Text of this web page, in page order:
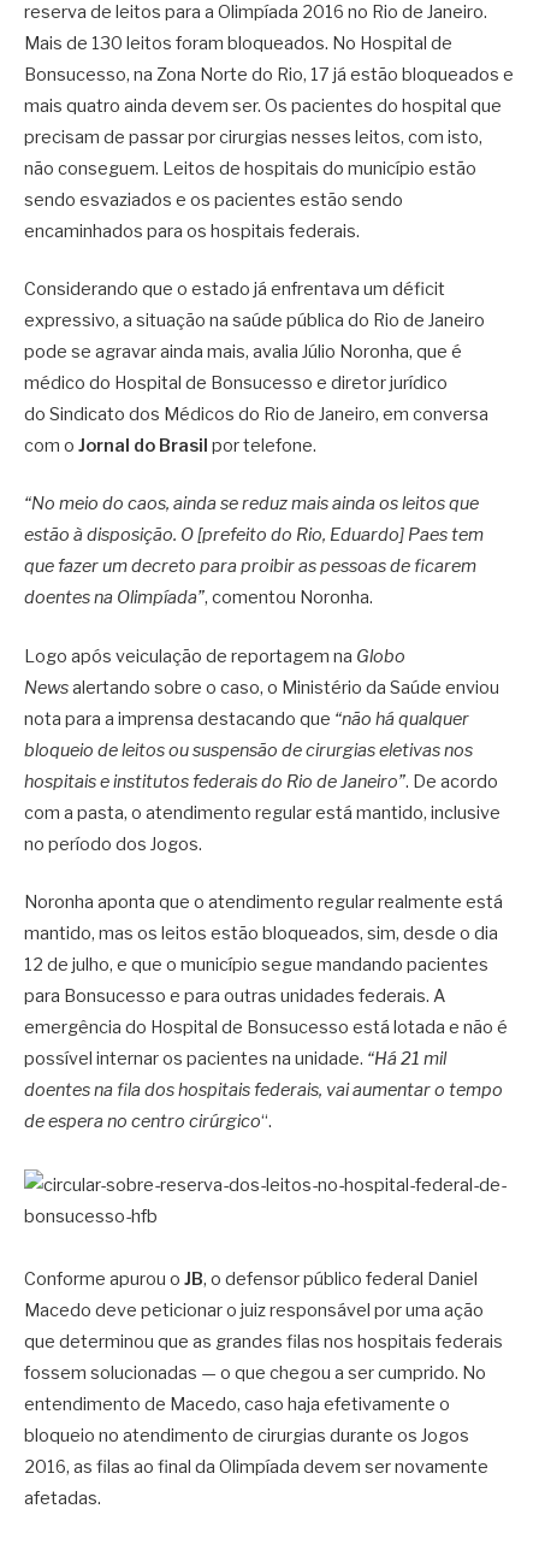
reserva de leitos para a Olimpíada 2016 no Rio de Janeiro.
Mais de 130 leitos foram bloqueados. No Hospital de
Bonsucesso, na Zona Norte do Rio, 17 já estão bloqueados e
mais quatro ainda devem ser. Os pacientes do hospital que
precisam de passar por cirurgias nesses leitos, com isto,
não conseguem. Leitos de hospitais do município estão
sendo esvaziados e os pacientes estão sendo
encaminhados para os hospitais federais.
Considerando que o estado já enfrentava um déficit
expressivo, a situação na saúde pública do Rio de Janeiro
pode se agravar ainda mais, avalia Júlio Noronha, que é
médico do Hospital de Bonsucesso e diretor jurídico
do Sindicato dos Médicos do Rio de Janeiro, em conversa
com o Jornal do Brasil por telefone.
“No meio do caos, ainda se reduz mais ainda os leitos que
estão à disposição. O [prefeito do Rio, Eduardo] Paes tem
que fazer um decreto para proibir as pessoas de ficarem
doentes na Olimpíada”, comentou Noronha.
Logo após veiculação de reportagem na Globo
Newsalertando sobre o caso, o Ministério da Saúde enviou
nota para a imprensa destacando que “não há qualquer
bloqueio de leitos ou suspensão de cirurgias eletivas nos
hospitais e institutos federais do Rio de Janeiro”. De acordo
com a pasta, o atendimento regular está mantido, inclusive
no período dos Jogos.
Noronha aponta que o atendimento regular realmente está
mantido, mas os leitos estão bloqueados, sim, desde o dia
12 de julho, e que o município segue mandando pacientes
para Bonsucesso e para outras unidades federais. A
emergência do Hospital de Bonsucesso está lotada e não é
possível internar os pacientes na unidade. “Há 21 mil
doentes na fila dos hospitais federais, vai aumentar o tempo
de espera no centro cirúrgico“.
Conforme apurou o JB, o defensor público federal Daniel
Macedo deve peticionar o juiz responsável por uma ação
que determinou que as grandes filas nos hospitais federais
fossem solucionadas — o que chegou a ser cumprido. No
entendimento de Macedo, caso haja efetivamente o
bloqueio no atendimento de cirurgias durante os Jogos
2016, as filas ao final da Olimpíada devem ser novamente
afetadas.